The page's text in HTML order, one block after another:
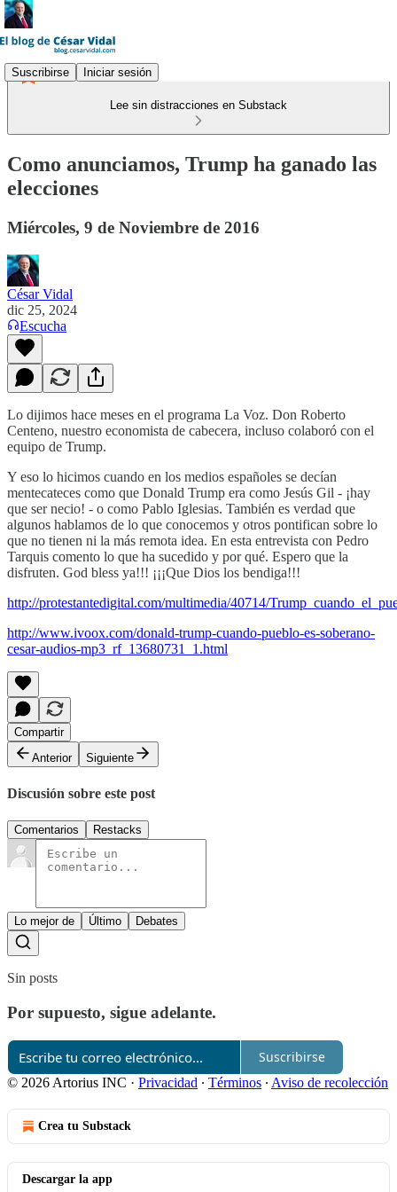
Suscribirse Iniciar sesión
Lee sin distracciones en Substack
Como anunciamos, Trump ha ganado las
elecciones
Miércoles, 9 de Noviembre de 2016
César Vidal
dic 25, 2024
Escucha
Lo dijimos hace meses en el programa La Voz. Don Roberto
Centeno, nuestro economista de cabecera, incluso colaboró con el
equipo de Trump.
Y eso lo hicimos cuando en los medios españoles se decían
mentecateces como que Donald Trump era como Jesús Gil - ¡hay
que ser necio! - o como Pablo Iglesias. También es verdad que
algunos hablamos de lo que conocemos y otros pontifican sobre lo
que no tienen ni la más remota idea. En esta entrevista con Pedro
Tarquis comento lo que ha sucedido y por qué. Espero que la
disfruten. God bless ya!!! ¡¡¡Que Dios los bendiga!!!
http://protestantedigital.com/multimedia/40714/
http://www.ivoox.com/donald-trump-cuando-pueblo-es-soberano-
cesar-audios-mp3_rf_13680731_1.html
Compartir
Anterior
Siguiente
Discusión sobre este post
Comentarios Restacks
Lo mejor de Último Debates
Sin posts
Por supuesto, sigue adelante.
Suscribirse
© 2026 Artorius INC · Privacidad ∙ Términos ∙ Aviso de recolección
Crea tu Substack
Descargar la app